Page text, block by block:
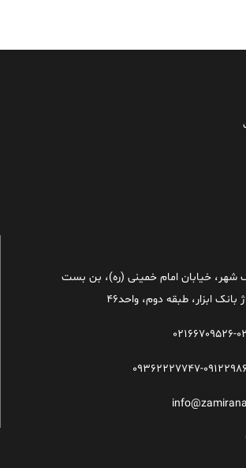
شهر، خیابان امام خمینی (ره)، بن بست
ابزار، طبقه دوم، واحد46
09122986378-